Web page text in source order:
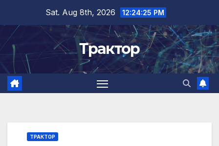
content
Sat. Aug 8th, 2026 12:24:25 PM
Трактор
ТРАКТОР